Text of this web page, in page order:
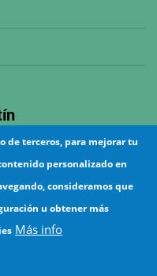
de terceros, para mejorar tu
personalizado en
consideramos que
u obtener más
Más info